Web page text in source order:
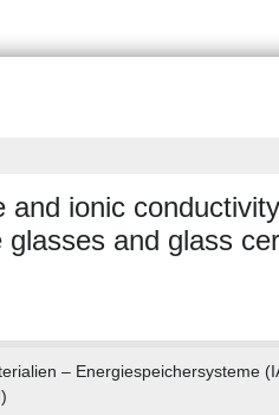
and ionic
and glass
– Energiespeichersysteme